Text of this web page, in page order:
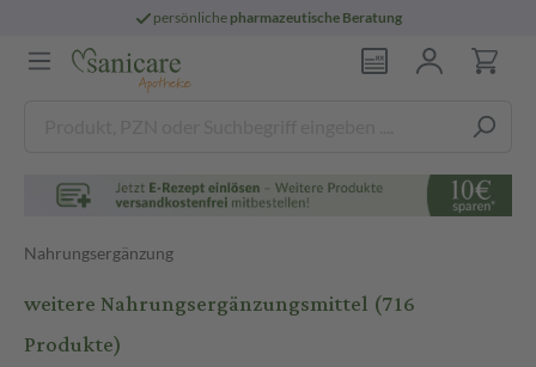
persönliche pharmazeutische Beratung
Nahrungsergänzung
weitere Nahrungsergänzungsmittel (716
Produkte)